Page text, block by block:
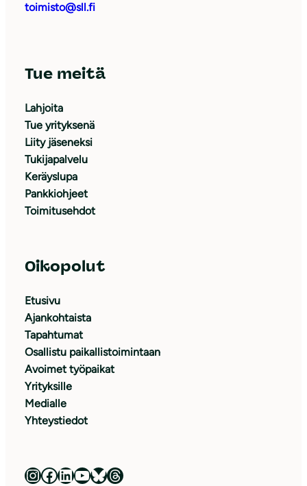
toimisto@sll.fi
Tue meitä
Lahjoita
Tue yrityksenä
Liity jäseneksi
Tukijapalvelu
Keräyslupa
Pankkiohjeet
Toimitusehdot
Oikopolut
Etusivu
Ajankohtaista
Tapahtumat
Osallistu paikallistoimintaan
Avoimet työpaikat
Yrityksille
Medialle
Yhteystiedot
Luonnonsuojeluliitto Instagramissa Luonnonsuojeluliitto Facebookissa Luonnonsuojeluliitto LinkedInissä Luonnonsuojeluliiton YouTube-kanava Luonnonsuojeluliitto Blueskyssa Luonnonsuojeluliitto Threadsissa